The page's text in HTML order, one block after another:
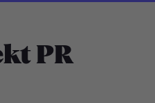
PR